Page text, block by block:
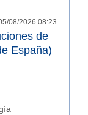
08/2026 08:23
de
España)